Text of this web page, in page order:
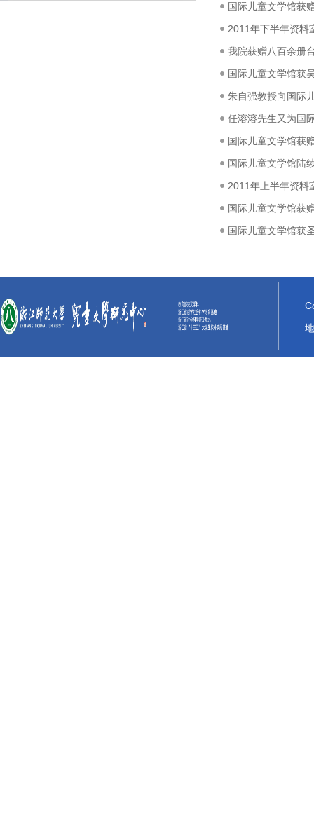
国际儿童文学馆获
2011年下半年资料
我院获赠八百余册
国际儿童文学馆获
朱自强教授向国际
任溶溶先生又为国
国际儿童文学馆获
国际儿童文学馆陆
2011年上半年资料
国际儿童文学馆获
国际儿童文学馆获